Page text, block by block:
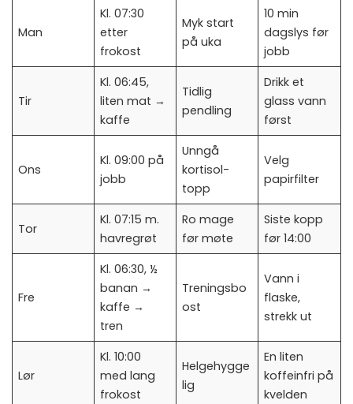
Man
Kl. 07:30
etter
frokost
Myk start
på uka
10 min
dagslys før
jobb
Tir
Kl. 06:45,
liten mat →
kaffe
Tidlig
pendling
Drikk et
glass vann
først
Ons
Kl. 09:00 på
jobb
Unngå
kortisol-
topp
Velg
papirfilter
Tor
Kl. 07:15 m.
havregrøt
Ro mage
før møte
Siste kopp
før 14:00
Fre
Kl. 06:30, ½
banan →
kaffe →
tren
Treningsbo
ost
Vann i
flaske,
strekk ut
Lør
Kl. 10:00
med lang
frokost
Helgehygge
lig
En liten
koffeinfri på
kvelden